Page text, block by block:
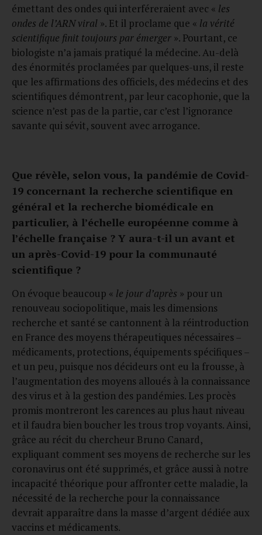
émettant des ondes qui interféreraient avec « les
ondes de l’ARN viral ». Et il proclame que « la vérité
scientifique finit toujours par émerger ». Pourtant, ce
biologiste n’a jamais pratiqué la médecine. Au-delà
des énormités proclamées par quelques-uns, il reste
que les affirmations des officiels, des médecins et des
scientifiques démontrent, par leur cacophonie, que la
science n’est pas de la partie, car c’est l’ignorance
savante qui sévit, souvent avec arrogance.
Que révèle, selon vous, la pandémie de Covid-
19 concernant la recherche scientifique en
général et la recherche biomédicale en
particulier, à l’échelle européenne comme à
l’échelle française ? Y aura-t-il un avant et
un après-Covid-19 pour la communauté
scientifique ?
On évoque beaucoup « le jour d’après » pour un
renouveau sociopolitique, mais les dimensions
recherche et santé se cantonnent à la réintroduction
en France des moyens thérapeutiques nécessaires –
médicaments, protections, équipements spécifiques –
et un peu, puisque nos décideurs ont eu la frousse, à
l’augmentation des moyens alloués à la connaissance
des virus et à la gestion des pandémies. Les procès
promis montreront les carences au plus haut niveau
et il faudra bien boucher les trous trop voyants. Ainsi,
grâce au récit du chercheur Bruno Canard,
expliquant comment ses moyens de recherche sur les
coronavirus ont été supprimés, et grâce aussi à notre
incapacité théorique pour affronter cette maladie, la
nécessité de la recherche pour la connaissance
devrait apparaître dans la masse d’argent dédiée aux
vaccins et médicaments.